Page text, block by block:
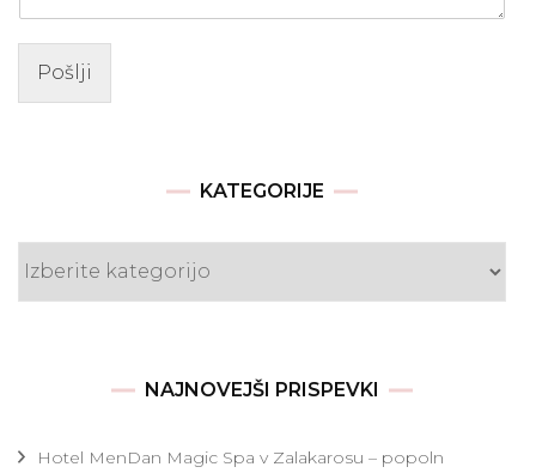
Pošlji
KATEGORIJE
Kategorije
NAJNOVEJŠI PRISPEVKI
Hotel MenDan Magic Spa v Zalakarosu – popoln